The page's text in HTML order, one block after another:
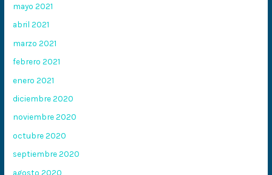
mayo 2021
abril 2021
marzo 2021
febrero 2021
enero 2021
diciembre 2020
noviembre 2020
octubre 2020
septiembre 2020
agosto 2020